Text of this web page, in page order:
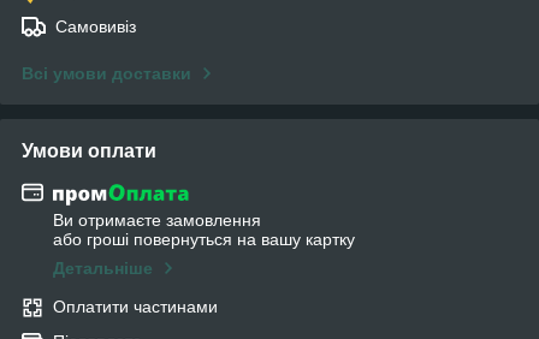
Самовивіз
Всі умови доставки
Умови оплати
Ви отримаєте замовлення
або гроші повернуться на вашу картку
Детальніше
Оплатити частинами